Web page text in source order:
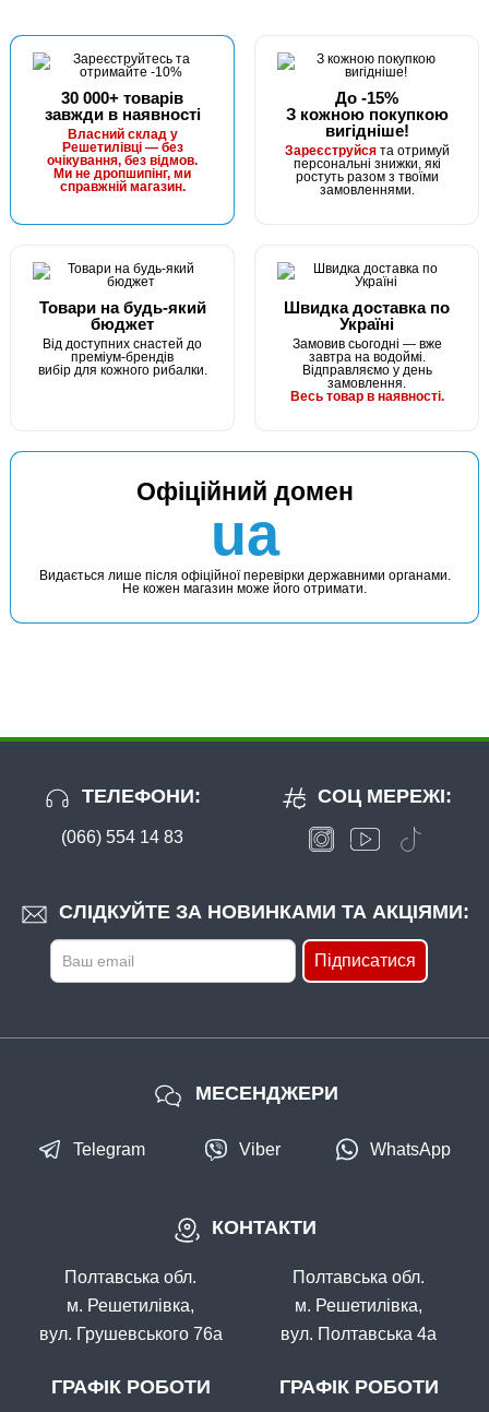
30 000+ товарів
завжди в наявності
Власний склад у
Решетилівці — без
очікування, без відмов.
Ми не дропшипінг, ми
справжній магазин.
До -15%
З кожною покупкою
вигідніше!
Зареєструйсята отримуй
персональні знижки, які
ростуть разом з твоїми
замовленнями.
Товари на будь-який
бюджет
Від доступних снастей до
преміум-брендів
вибір для кожного рибалки.
Швидка доставка по
Україні
Замовив сьогодні — вже
завтра на водоймі.
Відправляємо у день
замовлення.
Весь товар в наявності.
Офіційний домен
ua
Видається лише після офіційної перевірки державними органами.
Не кожен магазин може його отримати.
ТЕЛЕФОНИ:
(066) 554 14 83
СЛІДКУЙТЕ ЗА НОВИНКАМИ ТА АКЦІЯМИ:
Підписатися
СОЦ МЕРЕЖІ:
КОНТАКТИ
Полтавська обл.
м. Решетилівка,
вул. Грушевського 76а
ГРАФІК РОБОТИ
Полтавська обл.
м. Решетилівка,
вул. Полтавська 4а
ГРАФІК РОБОТИ
МЕСЕНДЖЕРИ
Telegram Viber WhatsApp